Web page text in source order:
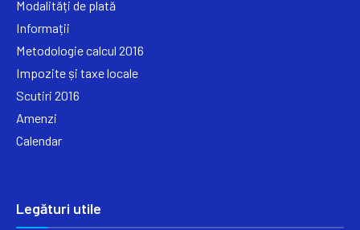
Modalități de plată
Informații
Metodologie calcul 2016
Impozite și taxe locale
Scutiri 2016
Amenzi
Calendar
Legături utile